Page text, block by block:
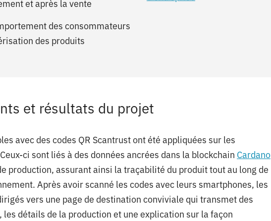
et après la vente
des consommateurs
des produits
et résultats du projet
avec des codes QR Scantrust ont été appliquées sur les
ci sont liés à des données ancrées dans la blockchain Cardano
production, assurant ainsi la traçabilité du produit tout au long de
Après avoir scanné les codes avec leurs smartphones, les
vers une page de destination conviviale qui transmet des
détails de la production et une explication sur la façon